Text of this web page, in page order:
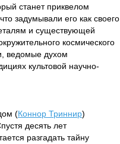
станет приквелом
задумывали его как своего
и существующей
космического
ведомые духом
культовой научно-
(Коннор Триннир)
десять лет
разгадать тайну